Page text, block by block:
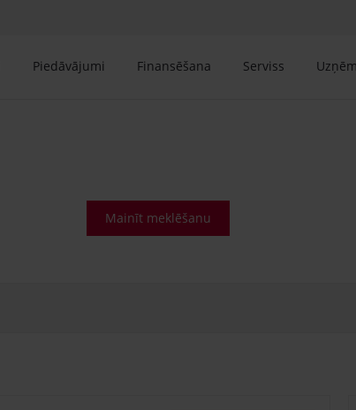
Piedāvājumi Finansēšana Serviss
Mainīt meklēšanu